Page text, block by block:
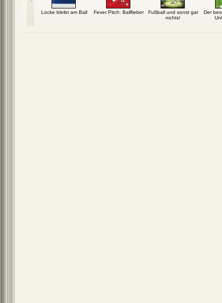
Locke bleibt am Ball Fever Pitch: Ballfieber
Fußball und sonst gar
nichts!
Der